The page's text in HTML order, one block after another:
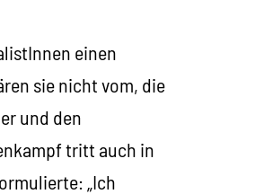
einen
sie nicht vom, die
und den
tritt auch in
„Ich